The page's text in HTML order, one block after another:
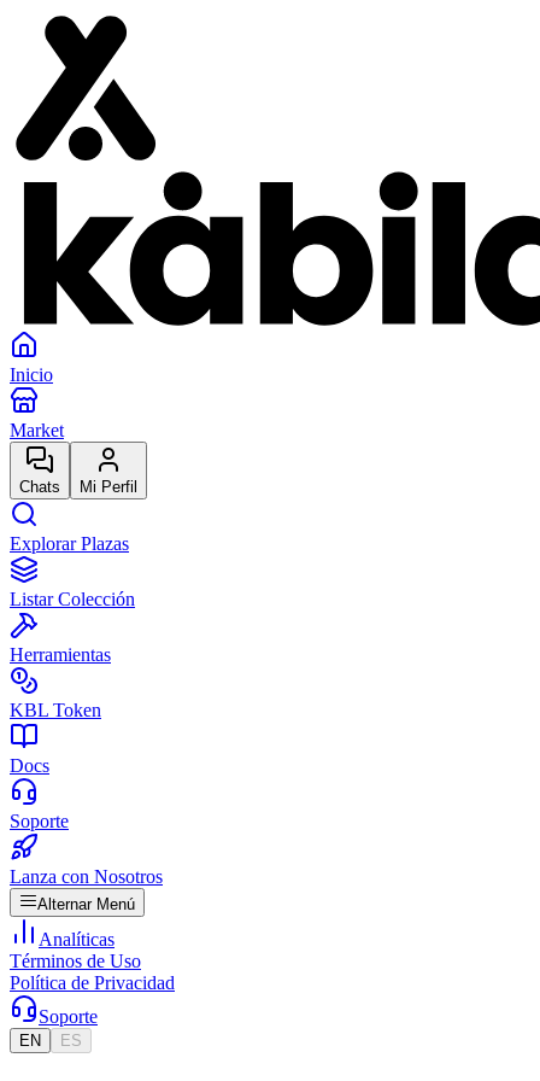
Inicio
Market
Chats Mi Perfil
Explorar Plazas
Listar Colección
Herramientas
KBL Token
Docs
Soporte
Lanza con Nosotros
Alternar Menú
Analíticas
Términos de Uso
Política de Privacidad
Soporte
EN ES